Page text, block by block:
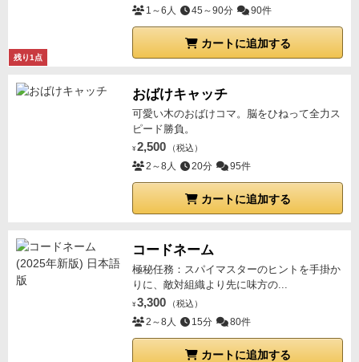
モーションカードなるもの。これは言わば、目的カー
ドみたいなものでそのラウンドに、その目的を達成し
た者は新たな点数を得られちゃいます。なんか、これ
残り1点
1～6人 45～90分 90件
カートに追加する
おばけキャッチ
可愛い木のおばけコマ。脳をひねって全力ス
ピード勝負。
¥ 2,500 （税込）
2～8人 20分 95件
カートに追加する
コードネーム
極秘任務：スパイマスターのヒントを手掛か
りに、敵対組織より先に味方の...
¥ 3,300 （税込）
2～8人 15分 80件
カートに追加する